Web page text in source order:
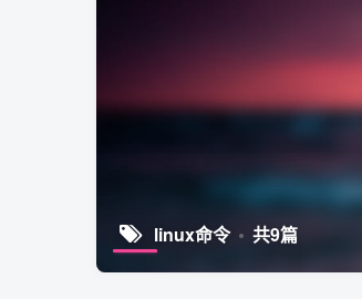
linux命令 共9篇